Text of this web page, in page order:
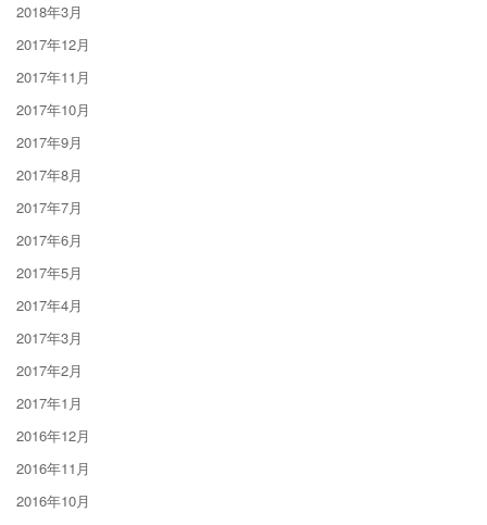
2018年3月
2017年12月
2017年11月
2017年10月
2017年9月
2017年8月
2017年7月
2017年6月
2017年5月
2017年4月
2017年3月
2017年2月
2017年1月
2016年12月
2016年11月
2016年10月